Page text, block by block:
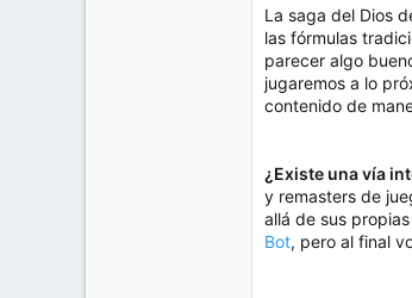
La saga del Dios
las fórmulas
parecer algo
jugaremos a lo
contenido de
¿Existe una vía
y remasters de
allá de sus
Bot, pero al final